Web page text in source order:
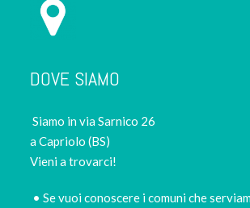
DOVE SIAMO
Siamo in via Sarnico 26
a Capriolo (BS)
Vieni a trovarci!
• Se vuoi conoscere i comuni che